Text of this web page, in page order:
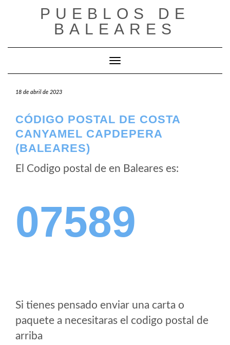
PUEBLOS DE
BALEARES
Cambiar modo de navegación
18 de abril de 2023
CÓDIGO POSTAL DE COSTA
CANYAMEL CAPDEPERA
(BALEARES)
El Codigo postal de en Baleares es:
07589
Si tienes pensado enviar una carta o
paquete a necesitaras el codigo postal de
arriba